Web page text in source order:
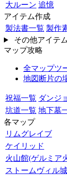
大ルーン 追憶
アイテム作成
製法書一覧 製作
その他アイテ
マップ攻略
全マップツ
地図断片の
祝福一覧 ダンジ
坑道一覧 地下墓
各マップ
リムグレイブ
ケイリッド
火山館(ゲルミア
ストームヴィル城